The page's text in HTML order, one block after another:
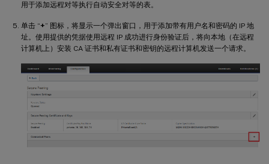
用于添加远程对等执行自动安全对等的表。
单击 “+” 图标，将显示一个弹出窗口，用于添加带有用户名和密码的 IP 地
址。使用提供的凭据使用远程 IP 成功进行身份验证后，将向本地（在远程
计算机上）安装 CA 证书和私有证书和密钥的远程计算机发送一个请求。